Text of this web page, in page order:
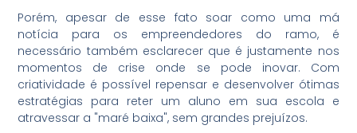
Porém, apesar de esse fato soar como uma má
notícia para os empreendedores do ramo, é
necessário também esclarecer que é justamente nos
momentos de crise onde se pode inovar. Com
criatividade é possível repensar e desenvolver ótimas
estratégias para reter um aluno em sua escola e
atravessar a "maré baixa", sem grandes prejuízos.